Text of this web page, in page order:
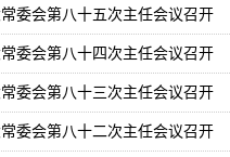
委会第八十五次主任会议召开
委会第八十四次主任会议召开
委会第八十三次主任会议召开
委会第八十二次主任会议召开